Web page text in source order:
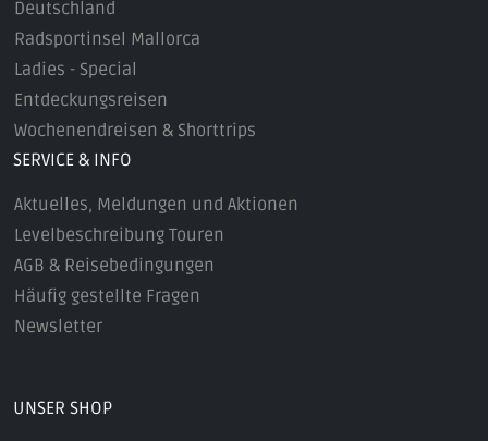
Deutschland
Radsportinsel Mallorca
Ladies - Special
Entdeckungsreisen
Wochenendreisen & Shorttrips
SERVICE & INFO
Aktuelles, Meldungen und Aktionen
Levelbeschreibung Touren
AGB & Reisebedingungen
Häufig gestellte Fragen
Newsletter
UNSER SHOP